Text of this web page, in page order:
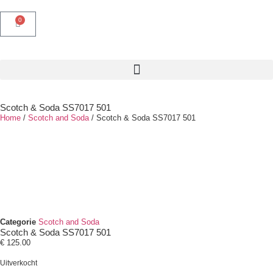
0
Scotch & Soda SS7017 501
Home / Scotch and Soda/ Scotch & Soda SS7017 501
Categorie Scotch and Soda
Scotch & Soda SS7017 501
€ 125.00
Uitverkocht